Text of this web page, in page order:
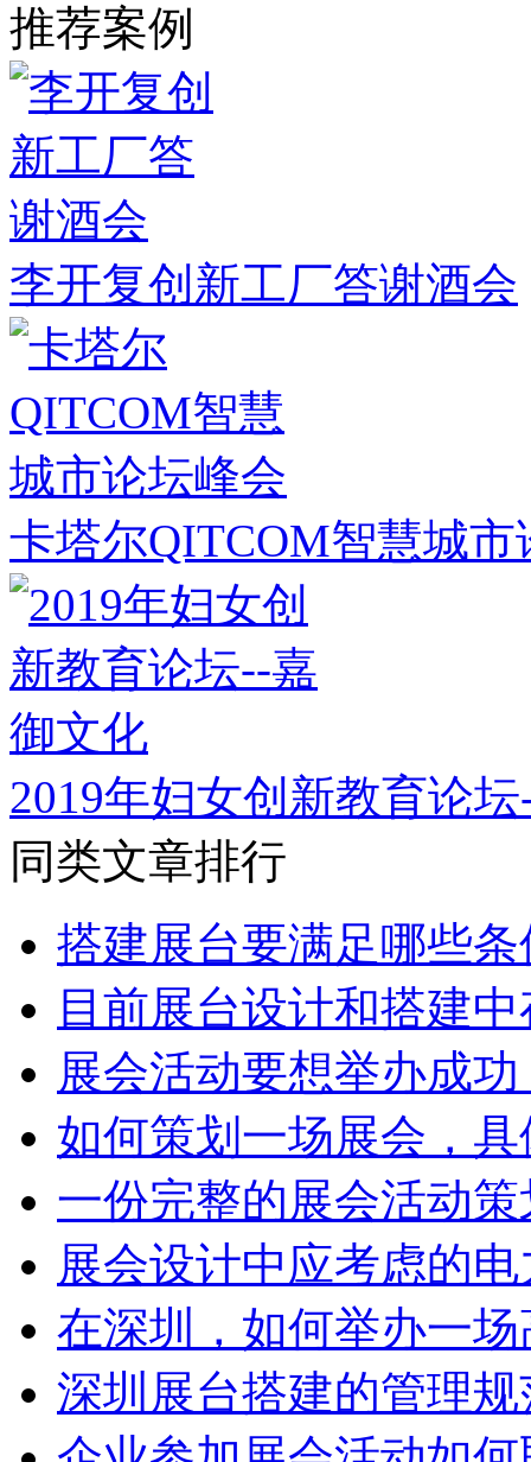
推荐案例
李开复创新工厂答谢酒会
卡塔尔QITCOM智慧城市
2019年妇女创新教育论
同类文章排行
搭建展台要满足哪些
目前展台设计和搭建
展会活动要想举办成
如何策划一场展会，
一份完整的展会活动
展会设计中应考虑的
在深圳，如何举办一
深圳展台搭建的管理